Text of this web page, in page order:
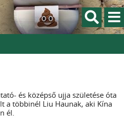
és középső ujja születése óta
a többinél Liu Haunak, aki Kína
él.